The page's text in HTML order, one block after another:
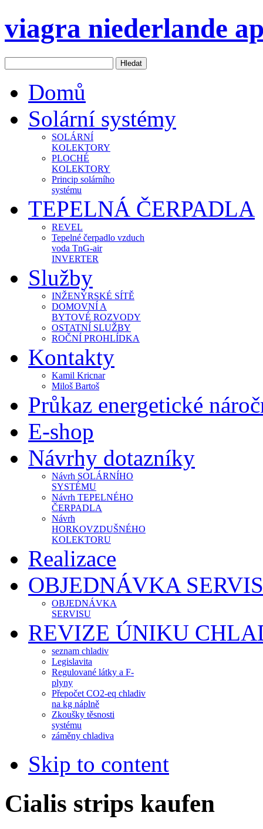
viagra niederlande
Domů
Solární systémy
SOLÁRNÍ
KOLEKTORY
PLOCHÉ
KOLEKTORY
Princip solárního
systému
TEPELNÁ ČERPADLA
REVEL
Tepelné čerpadlo vzduch
voda TnG-air
INVERTER
Služby
INŽENÝRSKÉ SÍTĚ
DOMOVNÍ A
BYTOVÉ ROZVODY
OSTATNÍ SLUŽBY
ROČNÍ PROHLÍDKA
Kontakty
Kamil Kricnar
Miloš Bartoš
Průkaz energetické
E-shop
Návrhy dotazníky
Návrh SOLÁRNÍHO
SYSTÉMU
Návrh TEPELNÉHO
ČERPADLA
Návrh
HORKOVZDUŠNÉHO
KOLEKTORU
Realizace
OBJEDNÁVKA
OBJEDNÁVKA
SERVISU
REVIZE ÚNIKU
seznam chladiv
Legislavita
Regulované látky a F-
plyny
Přepočet CO2-eq chladiv
na kg náplně
Zkoušky těsnosti
systému
záměny chladiva
Skip to content
Cialis strips kaufen